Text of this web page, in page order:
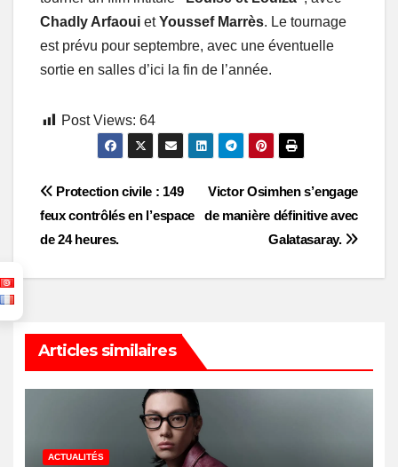
Chadly Arfaoui etYoussef Marrès. Le tournage
est prévu pour septembre, avec une éventuelle
sortie en salles d’ici la fin de l’année.
Post Views: 64
Post
navigation
Victor Osimhen s’engage
de manière définitive avec
Galatasaray.
Protection civile : 149
feux contrôlés en l’espace
de 24 heures.
Articles similaires
ACTUALITÉS